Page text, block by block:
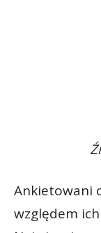
Ankietowani
względem